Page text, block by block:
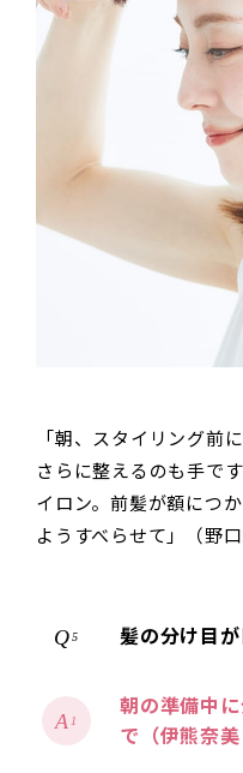
「朝、スタイリング前
さらに整えるのも手で
イロン。前髪が額につ
ようすべらせて」（野口
5 髪の分け目
1
朝の準備中
で（伊熊奈美